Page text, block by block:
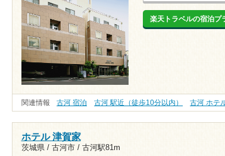
楽天トラベルの宿泊プ
関連情報 古河 宿泊 古河 駅近（徒歩10分以内） 古河 ホテ
ホテル 津賀家
茨城県 / 古河市 / 古河駅81m